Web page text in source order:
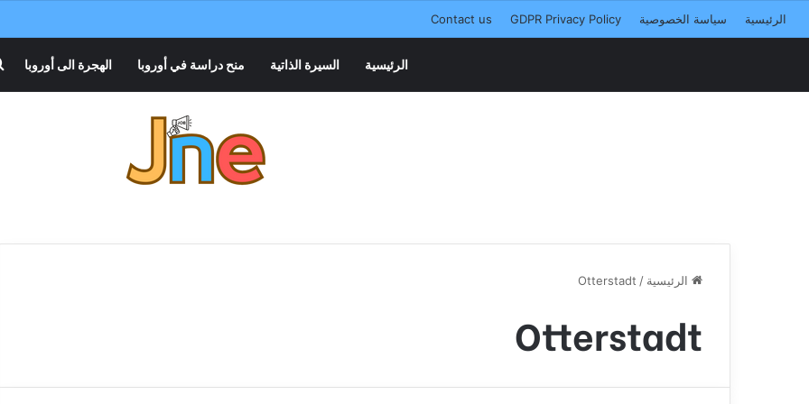
الرئيسية سياسة الخصوصية GDPR Privacy Policy
Contact us
الرئيسية السيرة الذاتية منح دراسة في أوروبا الهجرة الى أوروبا
الرئيسية /
Otterstadt
Otterstadt